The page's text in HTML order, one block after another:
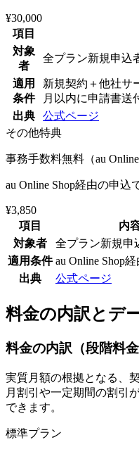
¥30,000
項目
対象
者
全プラン新規申込
適用
条件
新規契約＋他社サ
月以内に申請書送
出典
公式ページ
その他特典
事務手数料無料（au Online
au Online Shop経由の申
¥3,850
項目
内
対象者
全プラン新規申
適用条件 au Online Shop
出典
公式ページ
料金の内訳とデ
料金の内訳（段階料金
実質月額の根拠となる、
月割引や一定期間の割引
できます。
標準プラン